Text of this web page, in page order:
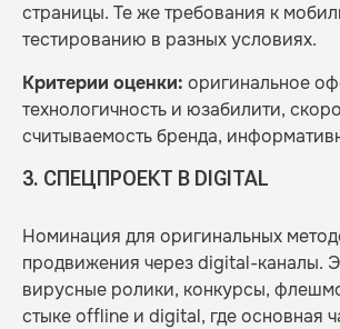
страницы. Те же требования к
тестированию в разных условиях.
Критерии оценки: оригинальное
технологичность и юзабилити,
считываемость бренда,
3. СПЕЦПРОЕКТ В DIGITAL
Номинация для оригинальных
продвижения через digital-каналы.
вирусные ролики, конкурсы,
стыке offline и digital, где основная